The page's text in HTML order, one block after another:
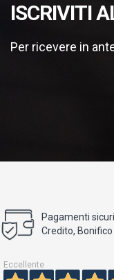
ISCRIVITI
Per ricevere in
Pagamenti
Credito,
Eccellente